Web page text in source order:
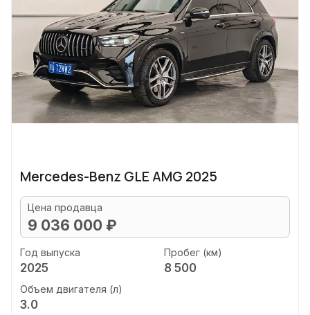
Mercedes-Benz GLE AMG 2025
Цена продавца
9 036 000 ₽
Год выпуска
2025
Пробег (км)
8 500
Объем двигателя (л)
3.0